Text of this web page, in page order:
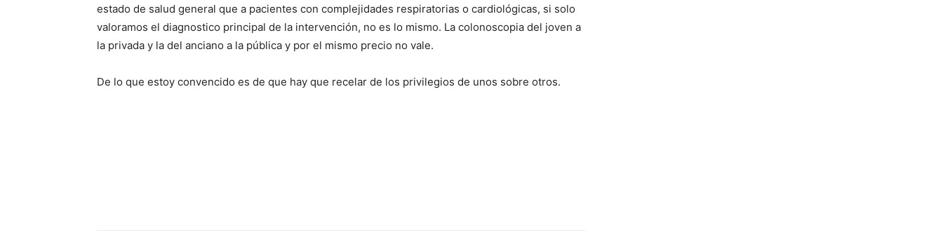
estado de salud general que a pacientes con complejidades respiratorias o cardiológicas, si solo
valoramos el diagnostico principal de la intervención, no es lo mismo. La colonoscopia del joven a
la privada y la del anciano a la pública y por el mismo precio no vale.
De lo que estoy convencido es de que hay que recelar de los privilegios de unos sobre otros.